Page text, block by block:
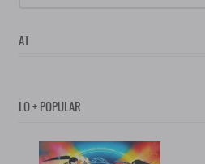
AT
LO + POPULAR